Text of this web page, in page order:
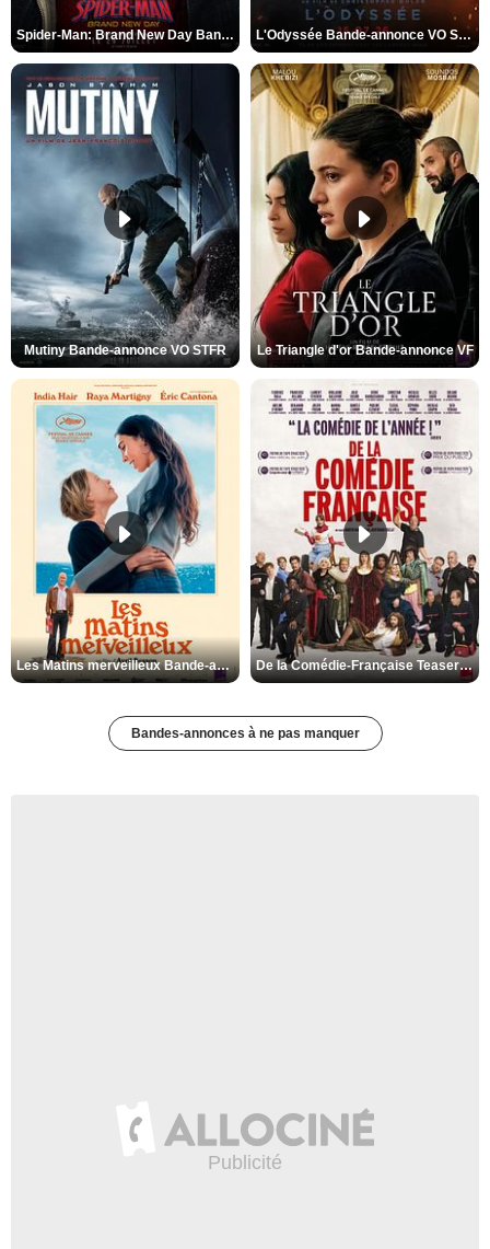
Spider-Man: Brand New Day Bande-annonce VO STFR L'Odyssée Bande-annonce VO STFR
Mutiny Bande-annonce VO STFR Le Triangle d'or Bande-annonce VF
Les Matins merveilleux Bande-annonce VF De la Comédie-Française Teaser VF
Bandes-annonces à ne pas manquer